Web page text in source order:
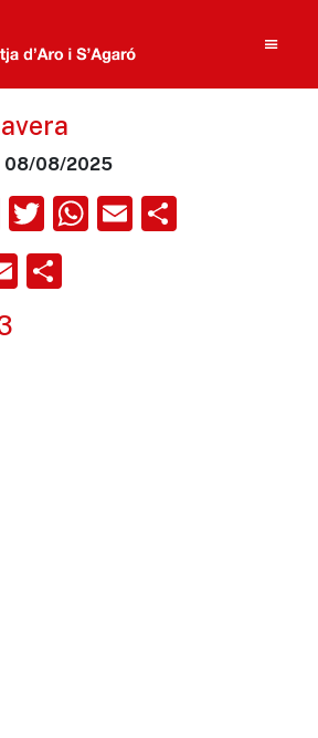
08/08/2025
Facebook
Twitter
WhatsApp
Email
Email